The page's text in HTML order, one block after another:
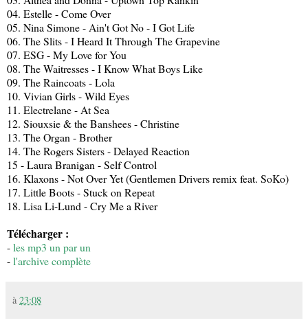
04. Estelle - Come Over
05. Nina Simone - Ain't Got No - I Got Life
06. The Slits - I Heard It Through The Grapevine
07. ESG - My Love for You
08. The Waitresses - I Know What Boys Like
09. The Raincoats - Lola
10. Vivian Girls - Wild Eyes
11. Electrelane - At Sea
12. Siouxsie & the Banshees - Christine
13. The Organ - Brother
14. The Rogers Sisters - Delayed Reaction
15 - Laura Branigan - Self Control
16. Klaxons - Not Over Yet (Gentlemen Drivers remix feat. SoKo)
17. Little Boots - Stuck on Repeat
18. Lisa Li-Lund - Cry Me a River
Télécharger :
-les mp3 un par un
-l'archive complète
à 23:08